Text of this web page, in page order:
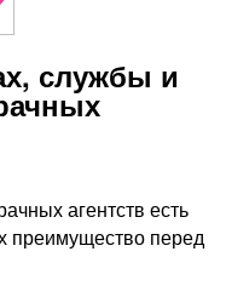
службы и
агентств есть
преимущество перед